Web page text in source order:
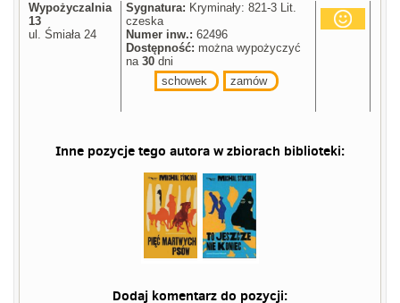
Wypożyczalnia
13
ul. Śmiała 24
Sygnatura: Kryminały: 821-3 Lit.
czeska
Numer inw.: 62496
Dostępność: można wypożyczyć
na30 dni
schowek
zamów
Inne pozycje tego autora w zbiorach biblioteki:
Dodaj komentarz do pozycji: